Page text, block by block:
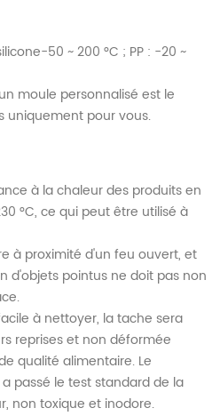
50 ~ 200 °C ; PP : -20 ~
moule personnalisé est le
uniquement pour vous.
à la chaleur des produits en
°C, ce qui peut être utilisé à
à proximité d'un feu ouvert, et
d'objets pointus ne doit pas non
à nettoyer, la tache sera
reprises et non déformée
qualité alimentaire. Le
passé le test standard de la
non toxique et inodore.